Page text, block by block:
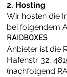
2. Hosting
Wir hosten die
bei folgendem
RAIDBOXES
Anbieter ist die
Hafenstr. 32,
(nachfolgend